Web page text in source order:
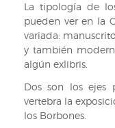
La tipología de
pueden ver en la
variada:
y también
algún exlibris.
Dos son los ejes
vertebra la
los Borbones.